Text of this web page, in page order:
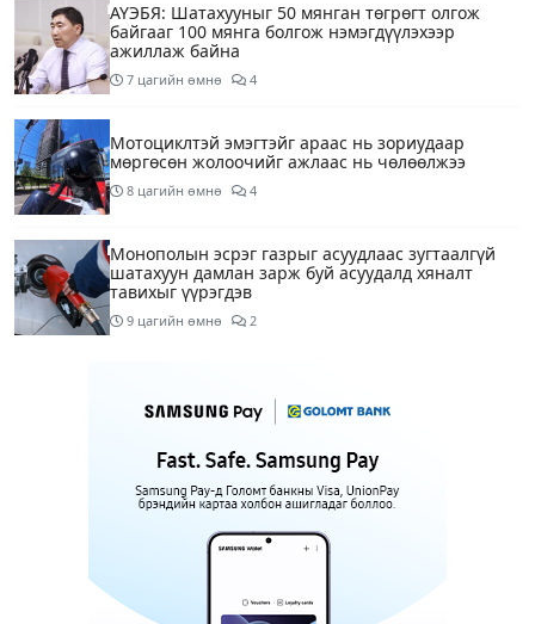
АҮЭБЯ: Шатахууныг 50 мянган төгрөгт олгож
байгааг 100 мянга болгож нэмэгдүүлэхээр
ажиллаж байна
7 цагийн өмнө 4
Мотоциклтэй эмэгтэйг араас нь зориудаар
мөргөсөн жолоочийг ажлаас нь чөлөөлжээ
8 цагийн өмнө 4
Монополын эсрэг газрыг асуудлаас зугтаалгүй
шатахуун дамлан зарж буй асуудалд хяналт
тавихыг үүрэгдэв
9 цагийн өмнө 2
настай охиныг 7 дахь өдрөө хайж байна
АҮЭБЯ: Тэгш, сондгойг мөрдөөгүй 7 ШТС-д
торгууль ногдуулах, тусгай зөвшөөрлийг нь
цуцлах хүртэл арга хэмжээ авахыг сануулав
Боловсролын сайд Л.Энх-Амгалан Pearson